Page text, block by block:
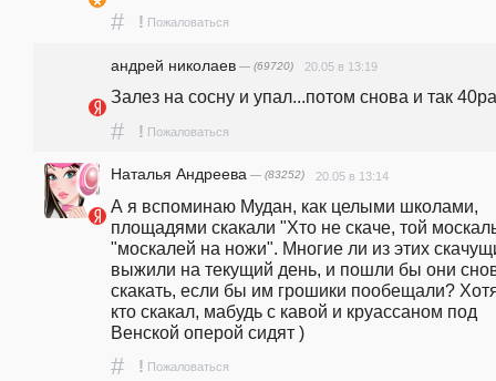
# ! Пожаловаться
андpeй николаев — (69720) 20.05 в 13:19
Залез на сосну и упал...потом снова и так
# ! Пожаловаться
Наталья Андреева — (83252) 20.05 в 13:14
А я вспоминаю Мудан, как целыми школами,
площадями скакали "Хто не скаче, той
"москалей на ножи". Многие ли из этих
выжили на текущий день, и пошли бы они
скакать, если бы им грошики пообещали?
кто скакал, мабудь с кавой и круассаном под
Венской оперой сидят )
# ! Пожаловаться